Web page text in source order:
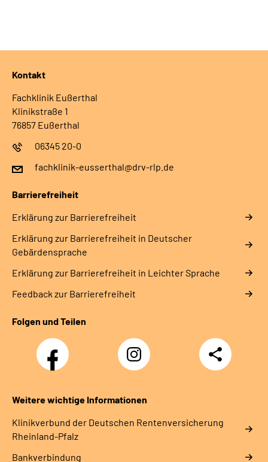
Kontakt
Fachklinik Eußerthal
Klinikstraße 1
76857 Eußerthal
06345 20-0
fachklinik-eusserthal@drv-rlp.de
Barrierefreiheit
Erklärung zur Barrierefreiheit
Erklärung zur Barrierefreiheit in Deutscher
Gebärdensprache
Erklärung zur Barrierefreiheit in Leichter Sprache
Feedback zur Barrierefreiheit
Folgen und Teilen
Facebook
Instagram
DRV
Nachwuchskräfte
Teilen
Weitere wichtige Informationen
Klinikverbund der Deutschen Rentenversicherung
Rheinland-Pfalz
Bankverbindung